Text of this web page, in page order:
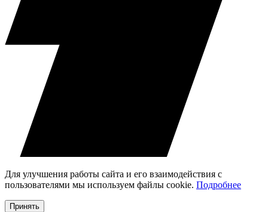
Для улучшения работы сайта и его взаимодействия с
пользователями мы используем файлы cookie. Подробнее
Принять